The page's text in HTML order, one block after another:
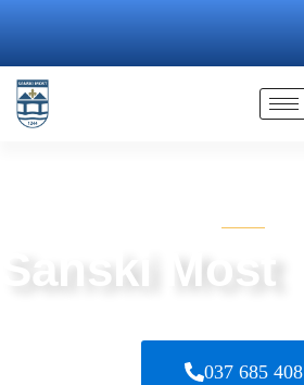
Sanski Most
037 685 408